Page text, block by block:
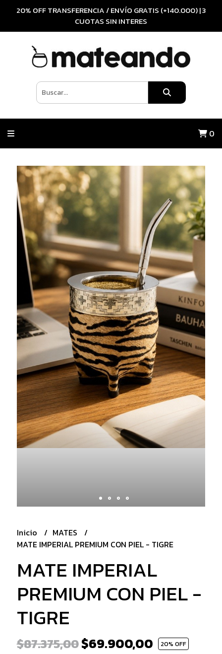
20% OFF TRANSFERENCIA / ENVÍO GRATIS (+140.000) | 3
CUOTAS SIN INTERES
0
Inicio
MATES
MATE IMPERIAL PREMIUM CON PIEL - TIGRE
MATE IMPERIAL
PREMIUM CON PIEL -
TIGRE
$87.375,00$69.900,00 20% OFF